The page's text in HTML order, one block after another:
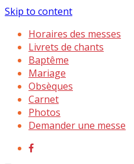
Skip to content
Horaires des messes
Livrets de chants
Baptême
Mariage
Obsèques
Carnet
Photos
Demander une messe